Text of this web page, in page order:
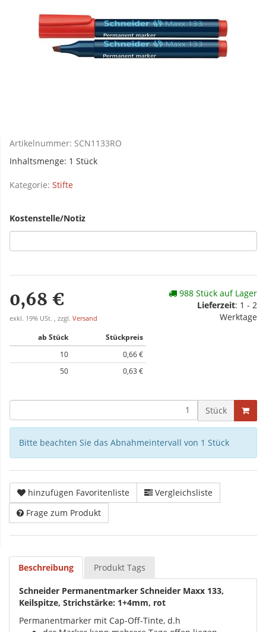
Artikelnummer: SCN1133RO
Inhaltsmenge: 1 Stück
Kategorie: Stifte
Kostenstelle/Notiz
0,68 €
exkl. 19% USt. , zzgl. Versand
ab Stück
Stückpreis
10
0,66 €
50
0,63 €
988 Stück auf Lager
Lieferzeit: 1 - 2
Werktage
Stück
Bitte beachten Sie das Abnahmeintervall von 1 Stück
hinzufügen Favoritenliste
Vergleichsliste
Frage zum Produkt
Beschreibung Produkt Tags
Schneider Permanentmarker Schneider Maxx 133,
Keilspitze, Strichstärke: 1+4mm, rot
Permanentmarker mit Cap-Off-Tinte, d.h